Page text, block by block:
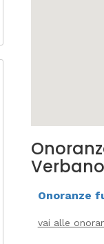
Onoranze
vai alle